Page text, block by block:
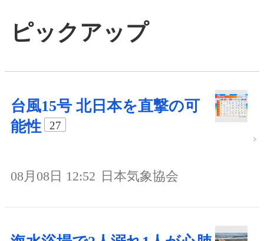
ピックアップ
台風15号 北日本を直撃の可
能性
27
08月08日 12:52 日本気象協会